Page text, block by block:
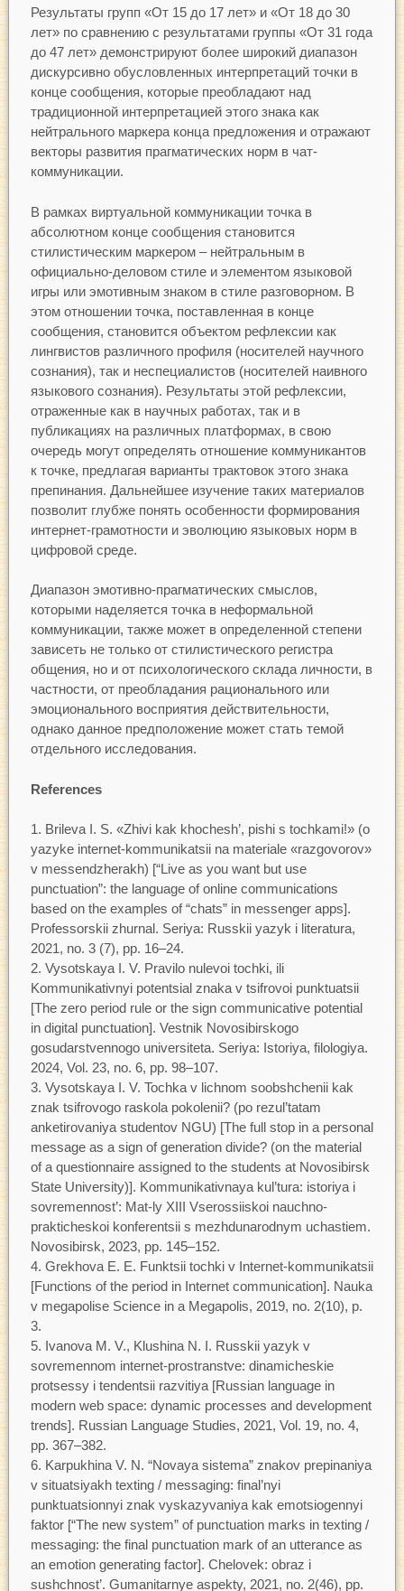
Результаты групп «От 15 до 17 лет» и «От 18 до 30
лет» по сравнению с результатами группы «От 31 года
до 47 лет» демонстрируют более широкий диапазон
дискурсивно обусловленных интерпретаций точки в
конце сообщения, которые преобладают над
традиционной интерпретацией этого знака как
нейтрального маркера конца предложения и отражают
векторы развития прагматических норм в чат-
коммуникации.
В рамках виртуальной коммуникации точка в
абсолютном конце сообщения становится
стилистическим маркером – нейтральным в
официально-деловом стиле и элементом языковой
игры или эмотивным знаком в стиле разговорном. В
этом отношении точка, поставленная в конце
сообщения, становится объектом рефлексии как
лингвистов различного профиля (носителей научного
сознания), так и неспециалистов (носителей наивного
языкового сознания). Результаты этой рефлексии,
отраженные как в научных работах, так и в
публикациях на различных платформах, в свою
очередь могут определять отношение коммуникантов
к точке, предлагая варианты трактовок этого знака
препинания. Дальнейшее изучение таких материалов
позволит глубже понять особенности формирования
интернет-грамотности и эволюцию языковых норм в
цифровой среде.
Диапазон эмотивно-прагматических смыслов,
которыми наделяется точка в неформальной
коммуникации, также может в определенной степени
зависеть не только от стилистического регистра
общения, но и от психологического склада личности, в
частности, от преобладания рационального или
эмоционального восприятия действительности,
однако данное предположение может стать темой
отдельного исследования.
References
Brileva I. S. «Zhivi kak khochesh’, pishi s tochkami!» (o
yazyke internet-kommunikatsii na materiale «razgovorov»
v messendzherakh) [“Live as you want but use
punctuation”: the language of online communications
based on the examples of “chats” in messenger apps].
Professorskii zhurnal. Seriya: Russkii yazyk i literatura,
2021, no. 3 (7), pp. 16–24.
Vysotskaya I. V. Pravilo nulevoi tochki, ili
Kommunikativnyi potentsial znaka v tsifrovoi punktuatsii
[The zero period rule or the sign communicative potential
in digital punctuation]. Vestnik Novosibirskogo
gosudarstvennogo universiteta. Seriya: Istoriya, filologiya.
2024, Vol. 23, no. 6, pp. 98–107.
Vysotskaya I. V. Tochka v lichnom soobshchenii kak
znak tsifrovogo raskola pokolenii? (po rezul’tatam
anketirovaniya studentov NGU) [The full stop in a personal
message as a sign of generation divide? (on the material
of a questionnaire assigned to the students at Novosibirsk
State University)]. Kommunikativnaya kul’tura: istoriya i
sovremennost’: Mat-ly XIII Vserossiiskoi nauchno-
prakticheskoi konferentsii s mezhdunarodnym uchastiem.
Novosibirsk, 2023, pp. 145–152.
Grekhova E. E. Funktsii tochki v Internet-kommunikatsii
[Functions of the period in Internet communication]. Nauka
v megapolise Science in a Megapolis, 2019, no. 2(10), p.
3.
Ivanova M. V., Klushina N. I. Russkii yazyk v
sovremennom internet-prostranstve: dinamicheskie
protsessy i tendentsii razvitiya [Russian language in
modern web space: dynamic processes and development
trends]. Russian Language Studies, 2021, Vol. 19, no. 4,
pp. 367–382.
Karpukhina V. N. “Novaya sistema” znakov prepinaniya
v situatsiyakh texting / messaging: final’nyi
punktuatsionnyi znak vyskazyvaniya kak emotsiogennyi
faktor [“The new system” of punctuation marks in texting /
messaging: the final punctuation mark of an utterance as
an emotion generating factor]. Chelovek: obraz i
sushchnost’. Gumanitarnye aspekty, 2021, no. 2(46), pp.